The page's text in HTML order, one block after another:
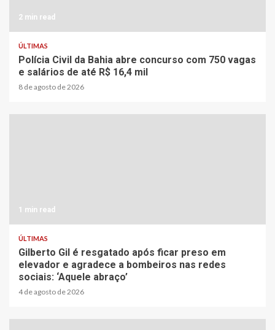
2 min read
ÚLTIMAS
Polícia Civil da Bahia abre concurso com 750 vagas
e salários de até R$ 16,4 mil
8 de agosto de 2026
1 min read
ÚLTIMAS
Gilberto Gil é resgatado após ficar preso em
elevador e agradece a bombeiros nas redes
sociais: ‘Aquele abraço’
4 de agosto de 2026